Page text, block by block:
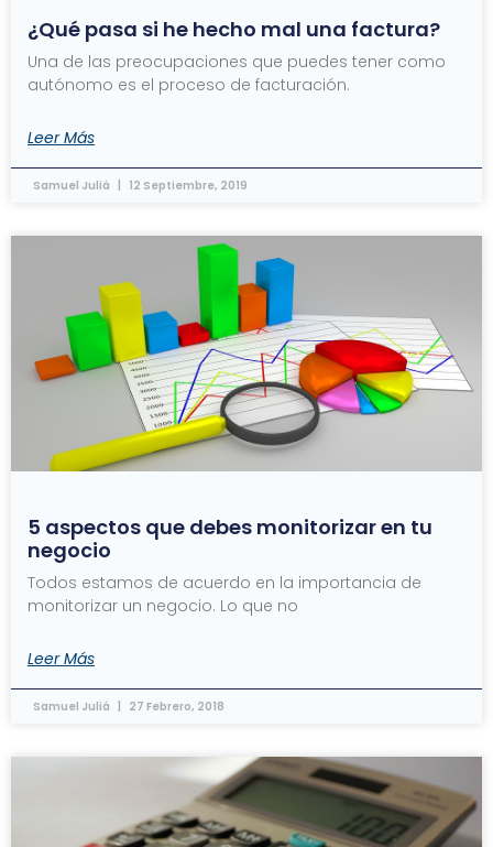
¿Qué pasa si he hecho mal una factura?
Una de las preocupaciones que puedes tener como
autónomo es el proceso de facturación.
Leer Más
Samuel Juliá 12 Septiembre, 2019
5 aspectos que debes monitorizar en tu
negocio
Todos estamos de acuerdo en la importancia de
monitorizar un negocio. Lo que no
Leer Más
Samuel Juliá 27 Febrero, 2018